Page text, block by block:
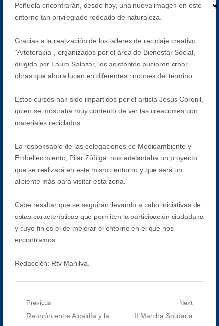
Peñuela encontrarán, desde hoy, una nueva imagen en este
entorno tan privilegiado rodeado de naturaleza.
Gracias a la realización de los talleres de reciclaje creativo
“Arteterapia”, organizados por el área de Bienestar Social,
dirigida por Laura Salazar, los asistentes pudieron crear
obras que ahora lucen en diferentes rincones del término.
Estos cursos han sido impartidos por el artista Jesús Coronil,
quien se mostraba muy contento de ver las creaciones con
materiales reciclados.
La responsable de las delegaciones de Medioambiente y
Embellecimiento, Pilar Zúñiga, nos adelantaba un proyecto
que se realizará en este mismo entorno y que será un
aliciente más para visitar esta zona.
Cabe resaltar que se seguirán llevando a cabo iniciativas de
estas características que permiten la participación ciudadana
y cuyo fin es el de mejorar el entorno en el que nos
encontramos.
Redacción: Rtv Manilva.
Navegación
Previous
Previous
Reunión entre Alcaldía y la
Next
Next
II Marcha Solidaria